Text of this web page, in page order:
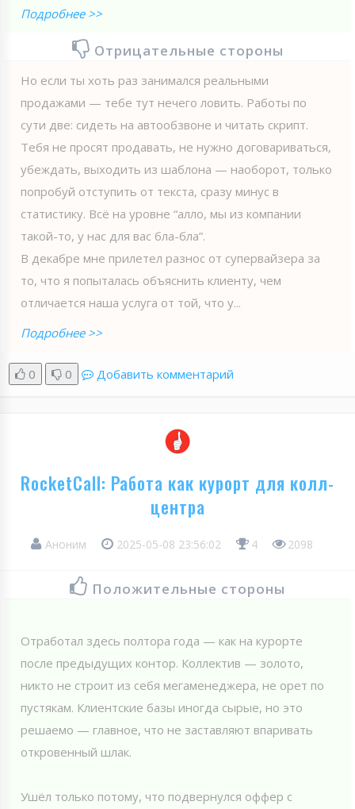
Подробнее >>
Отрицательные стороны
Но если ты хоть раз занимался реальными
продажами — тебе тут нечего ловить. Работы по
сути две: сидеть на автообзвоне и читать скрипт.
Тебя не просят продавать, не нужно договариваться,
убеждать, выходить из шаблона — наоборот, только
попробуй отступить от текста, сразу минус в
статистику. Всё на уровне “алло, мы из компании
такой-то, у нас для вас бла-бла”.
В декабре мне прилетел разнос от супервайзера за
то, что я попыталась объяснить клиенту, чем
отличается наша услуга от той, что у...
Подробнее >>
0 0 Добавить комментарий
RocketCall: Работа как курорт для колл-
центра
Аноним 2025-05-08 23:56:02 4 2098
Положительные стороны
Отработал здесь полтора года — как на курорте
после предыдущих контор. Коллектив — золото,
никто не строит из себя мегаменеджера, не орет по
пустякам. Клиентские базы иногда сырые, но это
решаемо — главное, что не заставляют впаривать
откровенный шлак.
Ушёл только потому, что подвернулся оффер с